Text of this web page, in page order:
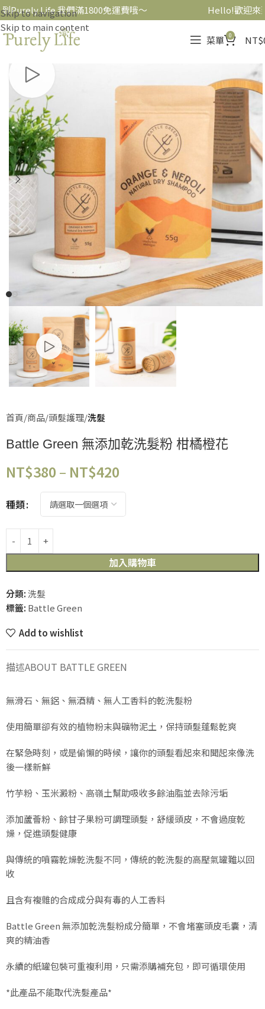
Skip to navigation
Skip to main content
Life 我們滿1800免運費哦～ Hello!歡迎來
菜單 0 NT$
首頁 商品 頭髮護理 洗髮
Battle Green 無添加乾洗髮粉 柑橘橙花
NT$380 – NT$420
種類
加入購物車
分類:洗髮
標籤: Battle Green
Add to wishlist
描述ABOUT BATTLE GREEN
無滑石、無鋁、無酒精、無人工香料的乾洗髮粉
使用簡單卻有效的植物粉末與礦物泥土，保持頭髮蓬鬆乾爽
在緊急時刻，或是偷懶的時候，讓你的頭髮看起來和聞起來像洗
後一樣新鮮
竹芋粉、玉米澱粉、高嶺土幫助吸收多餘油脂並去除污垢
添加蘆薈粉、餘甘子果粉可調理頭髮，舒緩頭皮，不會過度乾
燥，促進頭髮健康
與傳統的噴霧乾燥乾洗髮不同，傳統的乾洗髮的高壓氣罐難以回
收
且含有複雜的合成成分與有毒的人工香料
Battle Green 無添加乾洗髮粉成分簡單，不會堵塞頭皮毛囊，清
爽的精油香
永續的紙罐包裝可重複利用，只需添購補充包，即可循環使用
*此產品不能取代洗髮產品*